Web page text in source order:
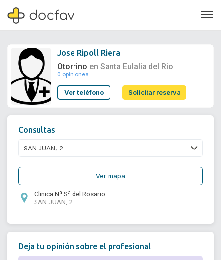
Soporte
Jose Ripoll Riera
Otorrino en Santa Eulalia del Rio
0 opiniones
Ver teléfono Solicitar reserva
Consultas
Ver mapa
Clinica Nª Sª del Rosario
SAN JUAN, 2
Deja tu opinión sobre el profesional